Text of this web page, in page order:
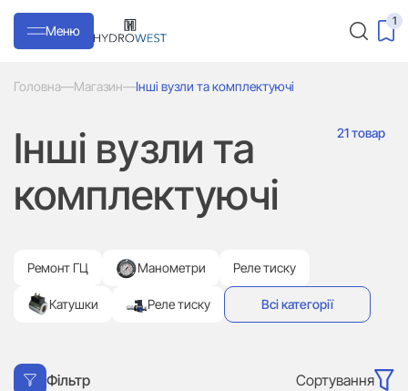
Меню
1
Головна—Магазин—Інші вузли та комплектуючі
Інші вузли та
комплектуючі
21 товар
Ремонт ГЦ Манометри Реле тиску
Катушки Реле тиску Всі категорії
Фільтр Сортування